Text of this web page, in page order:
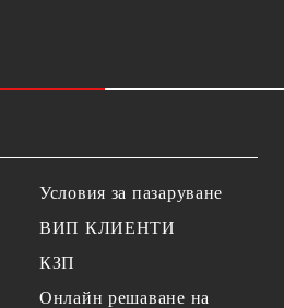
Условия за пазаруване
ВИП КЛИЕНТИ
КЗП
Онлайн решаване на